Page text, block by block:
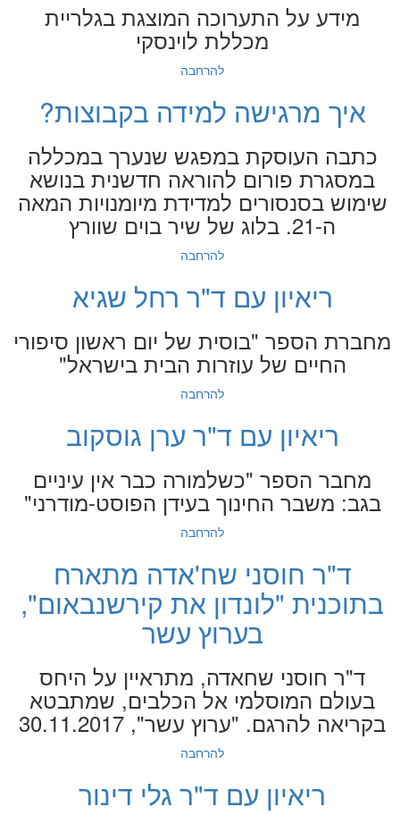
מידע על התערוכה המוצגת בגלריית
מכללת לוינסקי
להרחבה
איך מרגישה למידה בקבוצות?
כתבה העוסקת במפגש שנערך במכללה
במסגרת פורום להוראה חדשנית בנושא
שימוש בסנסורים למדידת מיומנויות המאה
ה-21. בלוג של שיר בוים שוורץ
להרחבה
ריאיון עם ד"ר רחל שגיא
מחברת הספר "בוסית של יום ראשון סיפורי
החיים של עוזרות הבית בישראל"
להרחבה
ריאיון עם ד"ר ערן גוסקוב
מחבר הספר "כשלמורה כבר אין עיניים
בגב: משבר החינוך בעידן הפוסט-מודרני"
להרחבה
ד"ר חוסני שח'אדה מתארח
בתוכנית "לונדון את קירשנבאום",
בערוץ עשר
ד"ר חוסני שחאדה, מתראיין על היחס
בעולם המוסלמי אל הכלבים, שמתבטא
בקריאה להרגם. "ערוץ עשר", 30.11.2017
להרחבה
ריאיון עם ד"ר גלי דינור